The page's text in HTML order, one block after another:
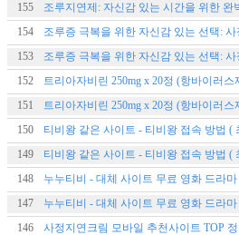
155
조루지연제: 자신감 있는 시간을 위한 완
154
조루증 극복을 위한 자신감 있는 선택:
153
조루증 극복을 위한 자신감 있는 선택:
152
151
150
149
148
누누티비 - 대체 사이트 무료 영화 드라마
147
누누티비 - 대체 사이트 무료 영화 드라마
146
사정지연크림 모바일 추천사이트 TOP